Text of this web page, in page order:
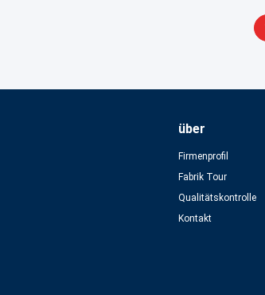
über
Firmenprofil
Fabrik Tour
Qualitätskontrolle
Kontakt